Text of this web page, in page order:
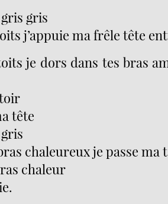
gris
j’appuie ma frêle tête
je dors dans tes bras
tête
chaleureux je passe ma
chaleur